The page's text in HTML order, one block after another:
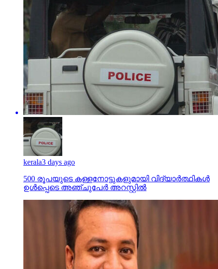
kerala3 days ago
500 രൂപയുടെ കള്ളനോട്ടുകളുമായി വിദ്യാര്‍ത്ഥികള്‍
ഉള്‍പ്പെടെ അഞ്ചുപേര്‍ അറസ്റ്റില്‍